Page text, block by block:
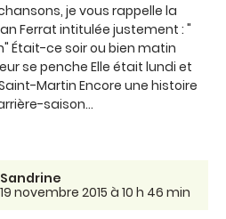
je vous rappelle la
Ferrat intitulée justement : "
Était-ce soir ou bien matin
se penche Elle était lundi et
Martin Encore une histoire
saison...
Sandrine
19 novembre 2015 à 10 h 46 min